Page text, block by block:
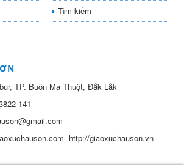
Tìm kiếm
TP. Buôn Ma Thuột, Đắk Lắk
141
http://giaoxuchauson.vn